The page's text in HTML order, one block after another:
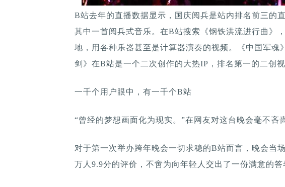
B站去年的直播数据显示，国庆阅兵是站内排名前三的
其中一首阅兵式音乐。在B站搜索《钢铁洪流进行曲》
地，用各种乐器甚至是计算器演奏的视频。《中国军魂
剑》在B站是一个二次创作的大热IP，排名第一的二创
一千个用户眼中，有一千个B站
“曾经的梦想画面化为现实。”在网友对这台晚会毫不吝
对于第一次举办跨年晚会一切求稳的B站而言，晚会当
万人9.9分的评价，不啻为向年轻人交出了一份满意的答